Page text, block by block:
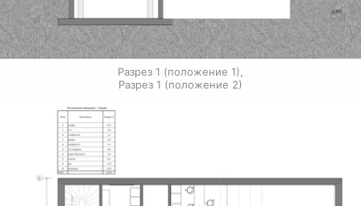
Разрез 1 (положение 1),
Разрез 1 (положение 2)